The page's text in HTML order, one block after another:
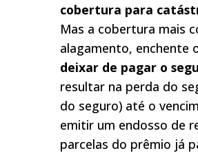
cobertura para
Mas a cobertura mais
alagamento, enchente
deixar de pagar o
resultar na perda do
do seguro) até o
emitir um endosso de
parcelas do prêmio já